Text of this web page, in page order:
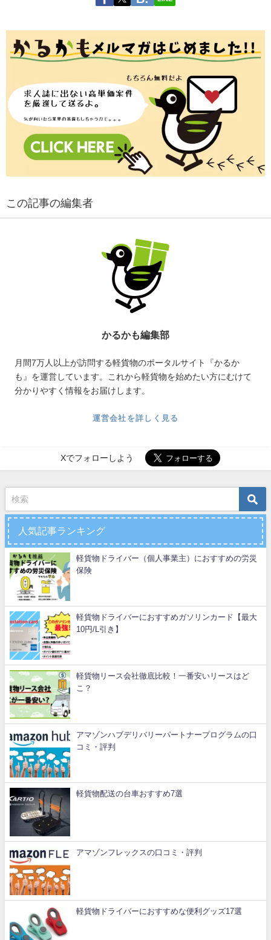
この記事の編集者
かるかも編集部
月間7万人以上が訪問する軽貨物のポータルサイト『かるか
も』を運営しています。これから軽貨物を始めたい方にむけて
分かりやすく情報をお届けします。
運営会社を詳しく見る
Xでフォローしよう
人気記事ランキング
軽貨物ドライバー（個人事業主）におすすめの労災
保険
軽貨物ドライバーにおすすめガソリンカード【最大
10円/L引き】
軽貨物リース会社徹底比較！一番安いリースはど
こ？
アマゾンハブデリバリーパートナープログラムの口
コミ・評判
軽貨物配送の台車おすすめ7選
アマゾンフレックスの口コミ・評判
軽貨物ドライバーにおすすめな便利グッズ17選